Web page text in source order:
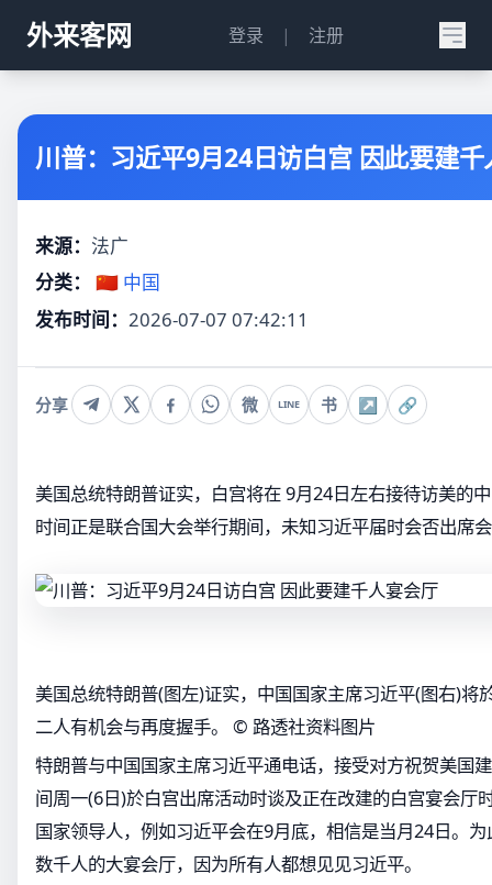
外来客网 登录 | 注册
川普：习近平9月24日访白宫 因此要建
来源： 法广
分类：
🇨🇳 中国
发布时间： 2026-07-07 07:42:11
分享 微 LINE 书 ↗ 🔗
美国总统特朗普证实，白宫将在 9月24日左右接待访美的
时间正是联合国大会举行期间，未知习近平届时会否出席
美国总统特朗普(图左)证实，中国国家主席习近平(图右)将
二人有机会与再度握手。 © 路透社资料图片
特朗普与中国国家主席习近平通电话，接受对方祝贺美国
间周一(6日)於白宫出席活动时谈及正在改建的白宫宴会厅
国家领导人，例如习近平会在9月底，相信是当月24日。
数千人的大宴会厅，因为所有人都想见见习近平。